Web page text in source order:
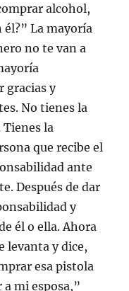
alcohol,
él?” La mayoría
no te van a
gracias y
No tienes la
Tienes la
que recibe el
ante
Después de dar
y
él o ella. Ahora
levanta y dice,
esa pistola
mi esposa,”